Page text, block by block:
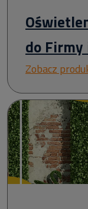
do
Zobacz